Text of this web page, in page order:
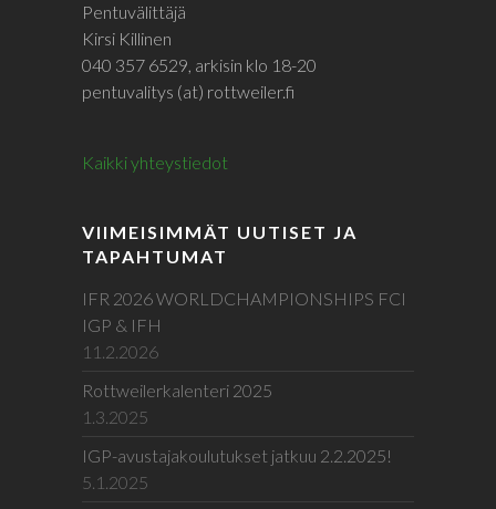
Pentuvälittäjä
Kirsi Killinen
040 357 6529, arkisin klo 18-20
pentuvalitys (at) rottweiler.fi
Kaikki yhteystiedot
VIIMEISIMMÄT UUTISET JA
TAPAHTUMAT
IFR 2026 WORLDCHAMPIONSHIPS FCI
IGP & IFH
11.2.2026
Rottweilerkalenteri 2025
1.3.2025
IGP-avustajakoulutukset jatkuu 2.2.2025!
5.1.2025